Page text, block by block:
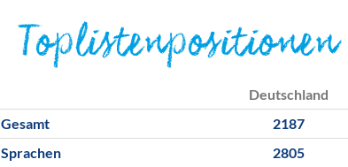
Toplistenpositionen
Deutschland
Gesamt
2187
Sprachen
2805